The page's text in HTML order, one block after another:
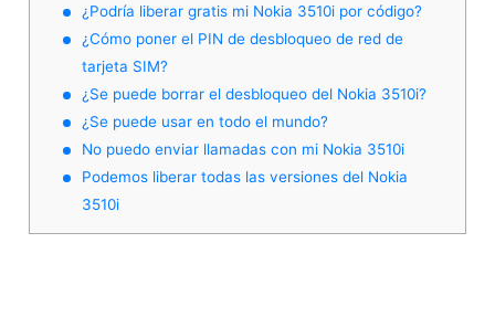
¿Podría liberar gratis mi Nokia 3510i por código?
¿Cómo poner el PIN de desbloqueo de red de
tarjeta SIM?
¿Se puede borrar el desbloqueo del Nokia 3510i?
¿Se puede usar en todo el mundo?
No puedo enviar llamadas con mi Nokia 3510i
Podemos liberar todas las versiones del Nokia
3510i